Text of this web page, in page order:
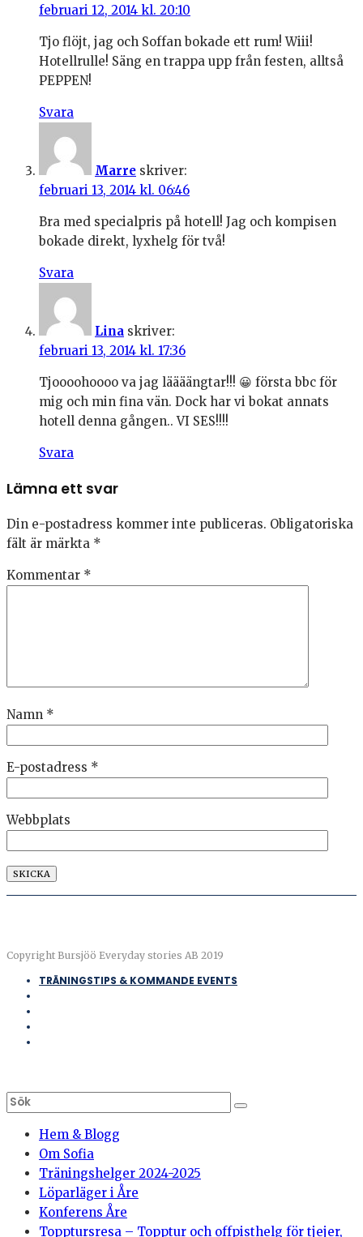
februari 12, 2014 kl. 20:10
Tjo flöjt, jag och Soffan bokade ett rum! Wiii!
Hotellrulle! Säng en trappa upp från festen, alltså
PEPPEN!
Svara
Marre skriver:
februari 13, 2014 kl. 06:46
Bra med specialpris på hotell! Jag och kompisen
bokade direkt, lyxhelg för två!
Svara
Lina skriver:
februari 13, 2014 kl. 17:36
Tjoooohoooo va jag läääängtar!!! 😀 första bbc för
mig och min fina vän. Dock har vi bokat annats
hotell denna gången.. VI SES!!!!
Svara
Lämna ett svar
Din e-postadress kommer inte publiceras. Obligatoriska
fält är märkta *
Kommentar *
Namn *
E-postadress *
Webbplats
Copyright Bursjöö Everyday stories AB 2019
TRÄNINGSTIPS & KOMMANDE EVENTS
Hem & Blogg
Om Sofia
Träningshelger 2024-2025
Löparläger i Åre
Konferens Åre
Topptursresa – Topptur och offpisthelg för tjejer,